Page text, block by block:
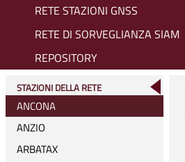
RETE STAZIONI GNSS
RETE DI SORVEGLIANZA SIAM
REPOSITORY
STAZIONI DELLA RETE
ANCONA
ANZIO
ARBATAX